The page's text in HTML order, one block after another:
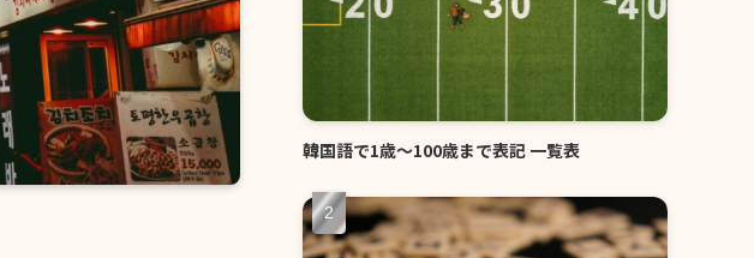
韓国語で1歳〜100歳まで表記 一覧表